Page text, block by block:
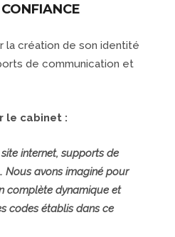
la création de son identité
de communication et
le cabinet :
internet, supports de
Nous avons imaginé pour
complète dynamique et
codes établis dans ce